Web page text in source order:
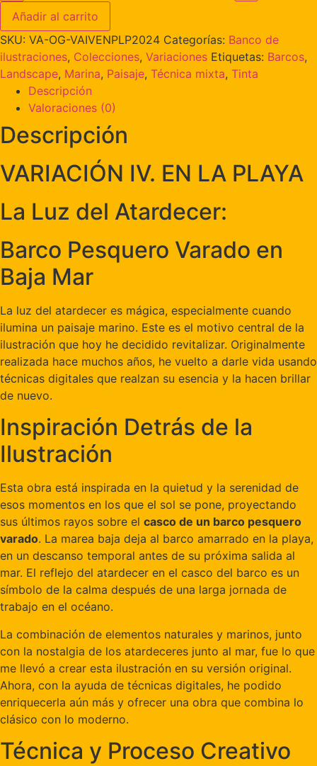
Añadir al carrito
SKU: VA-OG-VAIVENPLP2024 Categorías: Banco de
ilustraciones, Colecciones, Variaciones Etiquetas: Barcos,
Landscape, Marina, Paisaje, Técnica mixta, Tinta
Descripción
Valoraciones (0)
Descripción
VARIACIÓN IV. EN LA PLAYA
La Luz del Atardecer:
Barco Pesquero Varado en
Baja Mar
La luz del atardecer es mágica, especialmente cuando
ilumina un paisaje marino. Este es el motivo central de la
ilustración que hoy he decidido revitalizar. Originalmente
realizada hace muchos años, he vuelto a darle vida usando
técnicas digitales que realzan su esencia y la hacen brillar
de nuevo.
Inspiración Detrás de la
Ilustración
Esta obra está inspirada en la quietud y la serenidad de
esos momentos en los que el sol se pone, proyectando
sus últimos rayos sobre el casco de un barco pesquero
varado. La marea baja deja al barco amarrado en la playa,
en un descanso temporal antes de su próxima salida al
mar. El reflejo del atardecer en el casco del barco es un
símbolo de la calma después de una larga jornada de
trabajo en el océano.
La combinación de elementos naturales y marinos, junto
con la nostalgia de los atardeceres junto al mar, fue lo que
me llevó a crear esta ilustración en su versión original.
Ahora, con la ayuda de técnicas digitales, he podido
enriquecerla aún más y ofrecer una obra que combina lo
clásico con lo moderno.
Técnica y Proceso Creativo